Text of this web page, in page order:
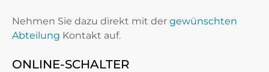
Nehmen Sie dazu direkt mit der gewünschten
Abteilung Kontakt auf.
ONLINE-SCHALTER